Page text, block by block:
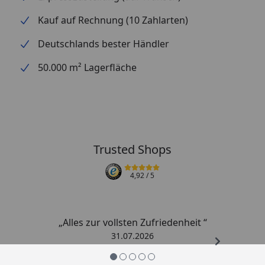
Kauf auf Rechnung (10 Zahlarten)
Deutschlands bester Händler
50.000 m² Lagerfläche
Trusted Shops
4,92/ 5
„Alles zur vollsten Zufriedenheit “
31.07.2026